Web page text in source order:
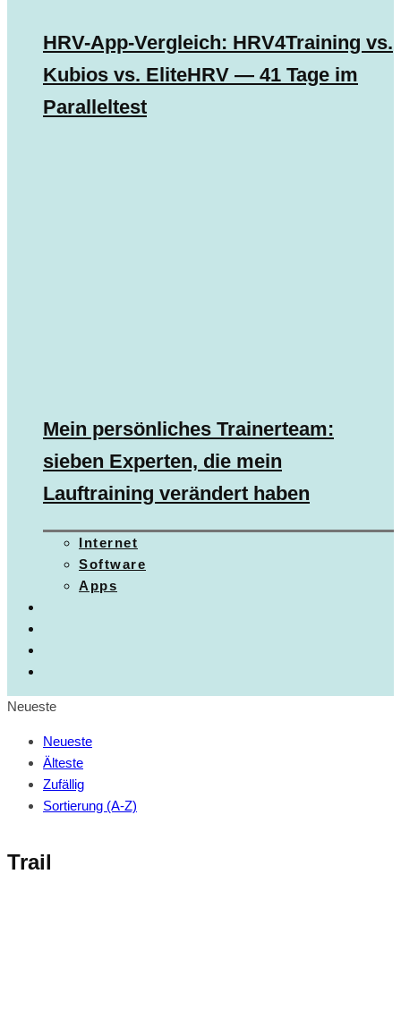
HRV-App-Vergleich: HRV4Training vs.
Kubios vs. EliteHRV — 41 Tage im
Paralleltest
Mein persönliches Trainerteam:
sieben Experten, die mein
Lauftraining verändert haben
Internet
Software
Apps
Neueste
Neueste
Älteste
Zufällig
Sortierung (A-Z)
Trail